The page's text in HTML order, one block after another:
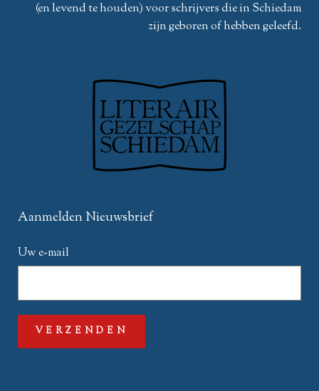
(en levend te houden) voor schrijvers die in Schiedam
zijn geboren of hebben geleefd.
Aanmelden Nieuwsbrief
Uw e-mail